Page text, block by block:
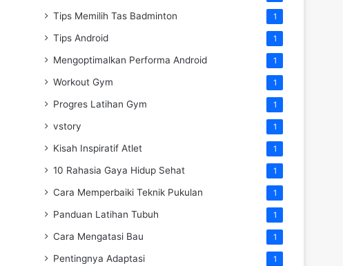
Tips Memilih Tas Badminton 1
Tips Android 1
Mengoptimalkan Performa Android 1
Workout Gym 1
Progres Latihan Gym 1
vstory 1
Kisah Inspiratif Atlet 1
10 Rahasia Gaya Hidup Sehat 1
Cara Memperbaiki Teknik Pukulan 1
Panduan Latihan Tubuh 1
Cara Mengatasi Bau 1
Pentingnya Adaptasi 1